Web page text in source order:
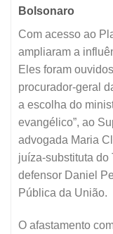
Bolsonaro
Com acesso ao
ampliaram a
Eles foram
procurador-geral
a escolha do
evangélico”, ao
advogada Maria
juíza-substituta
defensor Daniel
Pública da União.
O afastamento